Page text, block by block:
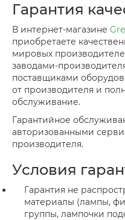
Гарантия
В интернет-магазине
приобретаете
мировых
заводами-
поставщиками
от производителя и
обслуживание.
Гарантийное
авторизованными
производителя.
Условия
Гарантия не
материалы (лампы,
группы, лампочки